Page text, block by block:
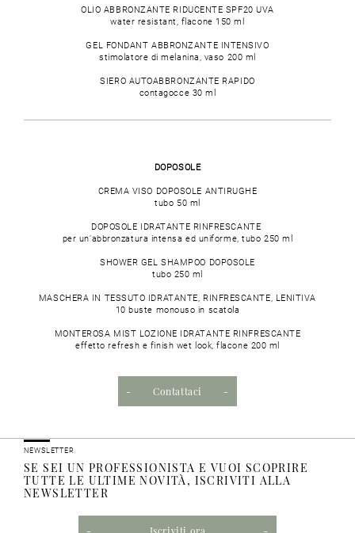
OLIO ABBRONZANTE RIDUCENTE SPF20 UVA
water resistant, flacone 150 ml
GEL FONDANT ABBRONZANTE INTENSIVO
stimolatore di melanina, vaso 200 ml
SIERO AUTOABBRONZANTE RAPIDO
contagocce 30 ml
DOPOSOLE
CREMA VISO DOPOSOLE ANTIRUGHE
tubo 50 ml
DOPOSOLE IDRATANTE RINFRESCANTE
per un’abbronzatura intensa ed uniforme, tubo 250 ml
SHOWER GEL SHAMPOO DOPOSOLE
tubo 250 ml
MASCHERA IN TESSUTO IDRATANTE, RINFRESCANTE, LENITIVA
10 buste monouso in scatola
MONTEROSA MIST LOZIONE IDRATANTE RINFRESCANTE
effetto refresh e finish wet look, flacone 200 ml
Contattaci
NEWSLETTER
SE SEI UN PROFESSIONISTA E VUOI SCOPRIRE
TUTTE LE ULTIME NOVITÀ, ISCRIVITI ALLA
NEWSLETTER